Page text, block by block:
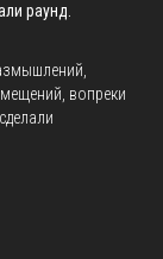
раунд.
вопреки